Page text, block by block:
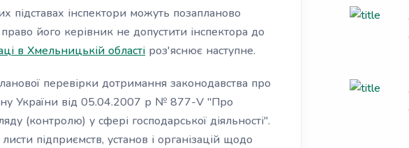
підставах інспектори можуть позапланово
його керівник не допустити інспектора до
в Хмельницькій області роз'яснює наступне.
перевірки дотримання законодавства про
України від 05.04.2007 р № 877-V "Про
(контролю) у сфері господарської діяльності".
підприємств, установ і організацій щодо